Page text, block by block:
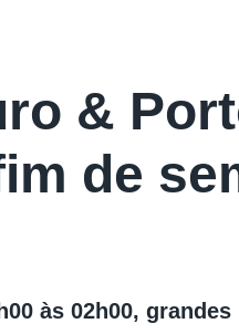
&
de
às 02h00, grandes